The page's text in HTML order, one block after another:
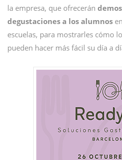
la empresa, que ofrecerán
degustaciones a los alumnos
escuelas, para mostrarles cómo
pueden hacer más fácil su día a